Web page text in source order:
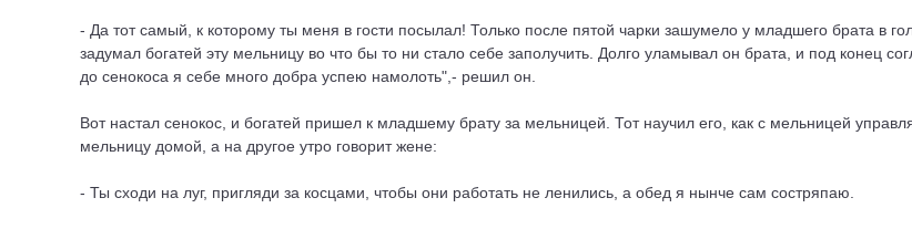
- Да тот самый, к которому ты меня в гости посылал! Только после пятой чарки зашумело у младшего брата в
задумал богатей эту мельницу во что бы то ни стало себе заполучить. Долго уламывал он брата, и под конец
до сенокоса я себе много добра успею намолоть",- решил он.
Вот настал сенокос, и богатей пришел к младшему брату за мельницей. Тот научил его, как с мельницей
мельницу домой, а на другое утро говорит жене:
- Ты сходи на луг, пригляди за косцами, чтобы они работать не ленились, а обед я нынче сам состряпаю.